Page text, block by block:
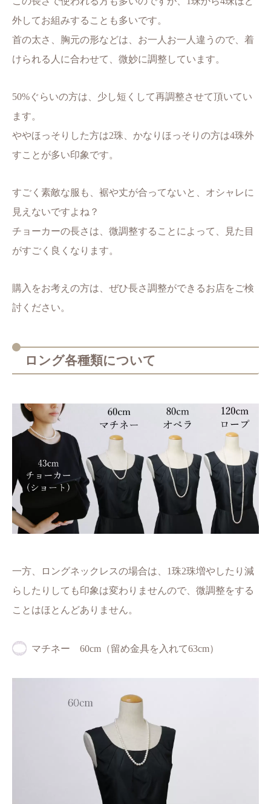
外してお組みすることも多いです。
首の太さ、胸元の形などは、お一人お一人違うので、着
けられる人に合わせて、微妙に調整しています。
50%ぐらいの方は、少し短くして再調整させて頂いてい
ます。
ややほっそりした方は2珠、かなりほっそりの方は4珠外
すことが多い印象です。
すごく素敵な服も、裾や丈が合ってないと、オシャレに
見えないですよね？
チョーカーの長さは、微調整することによって、見た目
がすごく良くなります。
購入をお考えの方は、ぜひ長さ調整ができるお店をご検
討ください。
ロング各種類について
一方、ロングネックレスの場合は、1珠2珠増やしたり減
らしたりしても印象は変わりませんので、微調整をする
ことはほとんどありません。
マチネー 60cm（留め金具を入れて63cm）